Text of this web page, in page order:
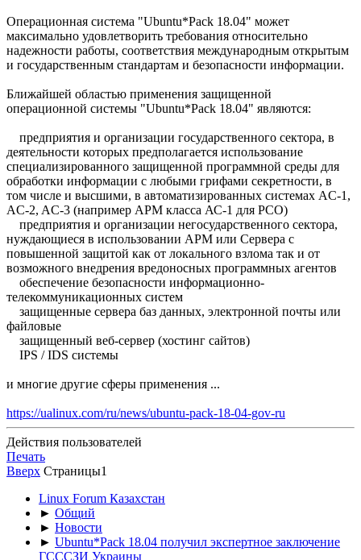
Операционная система "Ubuntu*Pack 18.04" может
максимально удовлетворить требования относительно
надежности работы, соответствия международным открытым
и государственным стандартам и безопасности информации.
Ближайшей областью применения защищенной
операционной системы "Ubuntu*Pack 18.04" являются:
предприятия и организации государственного сектора, в
деятельности которых предполагается использование
специализированного защищенной программной среды для
обработки информации с любыми грифами секретности, в
том числе и высшими, в автоматизированных системах AC-1,
AC-2, AC-3 (например АРМ класса АС-1 для РСО)
предприятия и организации негосударственного сектора,
нуждающиеся в использовании АРМ или Сервера с
повышенной защитой как от локального взлома так и от
возможного внедрения вредоносных программных агентов
обеспечение безопасности информационно-
телекоммуникационных систем
защищенные сервера баз данных, электронной почты или
файловые
защищенный веб-сервер (хостинг сайтов)
IPS / IDS системы
и многие другие сферы применения ...
https://ualinux.com/ru/news/ubuntu-pack-18-04-gov-ru
Действия пользователей
Печать
Вверх Страницы1
Linux Forum Казахстан
► Общий
► Новости
► Ubuntu*Pack 18.04 получил экспертное заключение
ГСССЗИ Украины